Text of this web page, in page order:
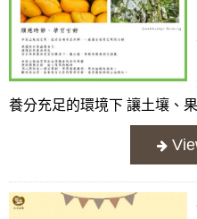
養分充足的環境下 讓土壤、